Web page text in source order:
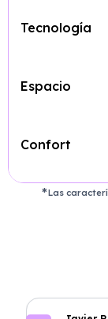
Tecnología
Espacio
Confort
Las